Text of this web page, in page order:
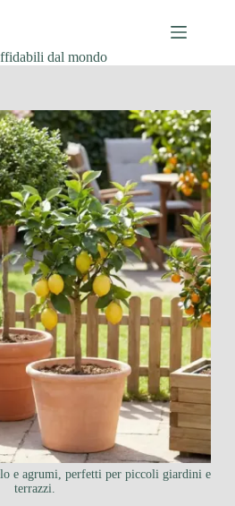
dal mondo
e agrumi, perfetti per piccoli giardini e
terrazzi.